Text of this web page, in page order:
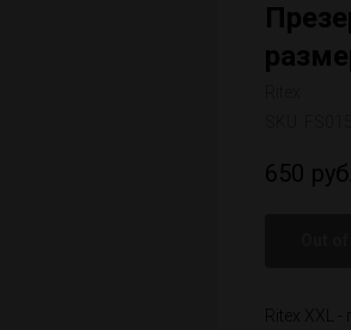
650 руб.
Ritex XXL